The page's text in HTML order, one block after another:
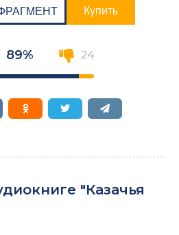
89% 24
"Казачья